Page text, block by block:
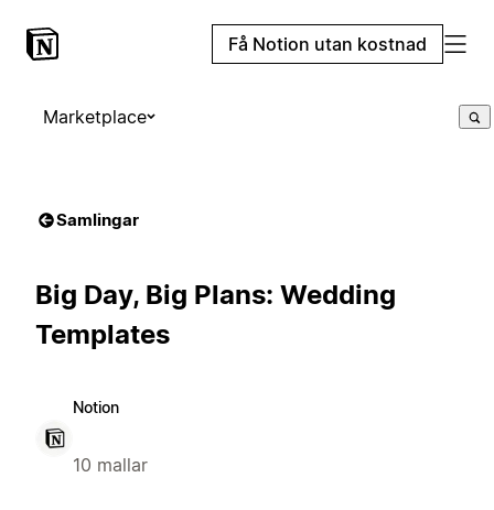
Få Notion utan kostnad
Marketplace
Samlingar
Big Day, Big Plans: Wedding
Templates
Notion
10 mallar